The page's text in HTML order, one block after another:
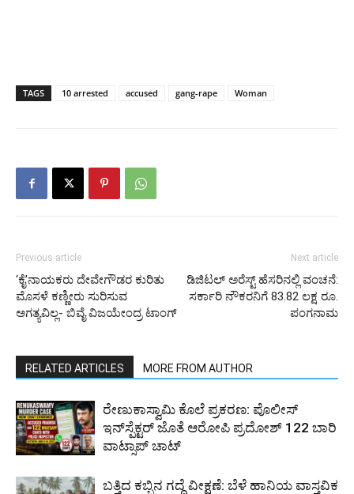
TAGS 10 arrested accused gang-rape Woman
Previous article
‘ಕೈ’ನಾಯಕರು ದೇವೇಗೌಡರ ಕುರಿತು
ಮೊಸಳೆ ಕಣ್ಣೀರು ಸುರಿಸುವ
ಅಗತ್ಯವಿಲ್ಲ- ಬಿವೈ ವಿಜಯೇಂದ್ರ ಟಾಂಗ್
Next article
ಡಿಜಿಟಲ್ ಅರೆಸ್ಟ್ ಹೆಸರಿನಲ್ಲಿ ವಂಚನೆ:
ಸರ್ಕಾರಿ ನೌಕರನಿಗೆ 83.82 ಲಕ್ಷ ರೂ.
ಪಂಗನಾಮ
RELATED ARTICLES MORE FROM AUTHOR
ರೇಣುಕಾಸ್ವಾಮಿ ಕೊಲೆ ಪ್ರಕರಣ: ಪೊಲೀಸ್
ಇನ್‌ಸ್ಪೆಕ್ಟರ್‌ ಜೊತೆ ಆರೋಪಿ ಪ್ರದೋಶ್‌ 122 ಬಾರಿ
ವಾಟ್ಸಾಪ್ ಚಾಟ್
ಬತ್ತಿದ ಕಬ್ಬಿನ ಗದ್ದೆ ವೀಕ್ಷಣೆ: ಬೆಳೆ ಹಾನಿಯ ವಾಸ್ತವಿಕ